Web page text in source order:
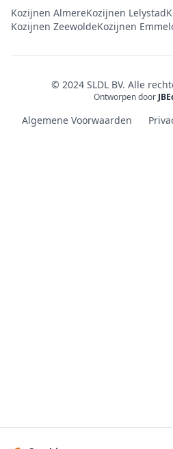
Kozijnen AlmereKozijnen Lelystad
Kozijnen ZeewoldeKozijnen
© 2024 SLDL BV. Alle
Ontworpen door
Algemene Voorwaarden